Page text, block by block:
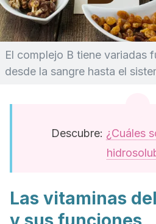
El complejo B tiene variadas
desde la sangre hasta el
Descubre: ¿Cuáles
Las vitaminas